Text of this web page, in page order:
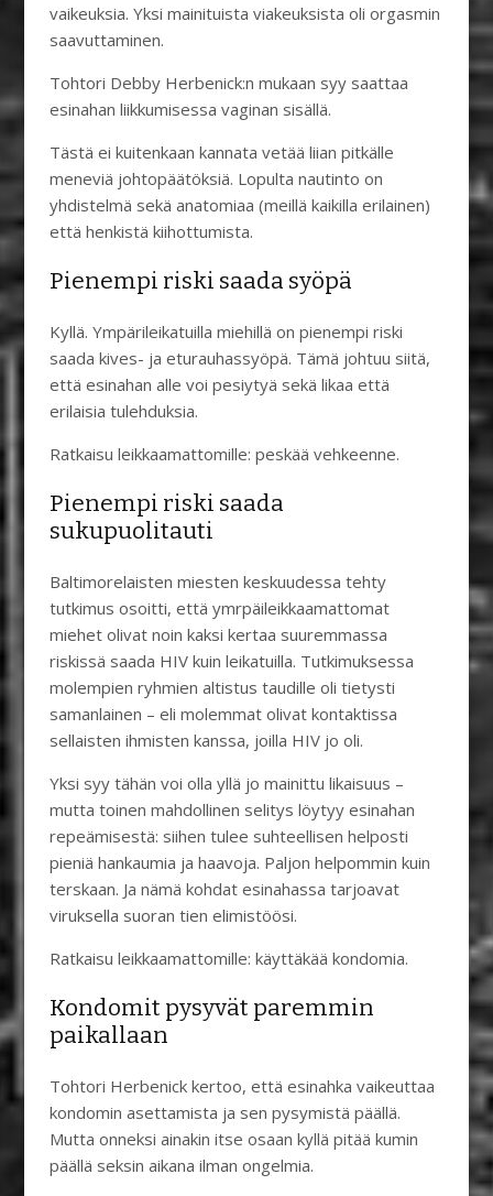
vaikeuksia. Yksi mainituista viakeuksista oli orgasmin
saavuttaminen.
Tohtori Debby Herbenick:n mukaan syy saattaa
esinahan liikkumisessa vaginan sisällä.
Tästä ei kuitenkaan kannata vetää liian pitkälle
meneviä johtopäätöksiä. Lopulta nautinto on
yhdistelmä sekä anatomiaa (meillä kaikilla erilainen)
että henkistä kiihottumista.
Pienempi riski saada syöpä
Kyllä. Ympärileikatuilla miehillä on pienempi riski
saada kives- ja eturauhassyöpä. Tämä johtuu siitä,
että esinahan alle voi pesiytyä sekä likaa että
erilaisia tulehduksia.
Ratkaisu leikkaamattomille: peskää vehkeenne.
Pienempi riski saada
sukupuolitauti
Baltimorelaisten miesten keskuudessa tehty
tutkimus osoitti, että ymrpäileikkaamattomat
miehet olivat noin kaksi kertaa suuremmassa
riskissä saada HIV kuin leikatuilla. Tutkimuksessa
molempien ryhmien altistus taudille oli tietysti
samanlainen – eli molemmat olivat kontaktissa
sellaisten ihmisten kanssa, joilla HIV jo oli.
Yksi syy tähän voi olla yllä jo mainittu likaisuus –
mutta toinen mahdollinen selitys löytyy esinahan
repeämisestä: siihen tulee suhteellisen helposti
pieniä hankaumia ja haavoja. Paljon helpommin kuin
terskaan. Ja nämä kohdat esinahassa tarjoavat
viruksella suoran tien elimistöösi.
Ratkaisu leikkaamattomille: käyttäkää kondomia.
Kondomit pysyvät paremmin
paikallaan
Tohtori Herbenick kertoo, että esinahka vaikeuttaa
kondomin asettamista ja sen pysymistä päällä.
Mutta onneksi ainakin itse osaan kyllä pitää kumin
päällä seksin aikana ilman ongelmia.